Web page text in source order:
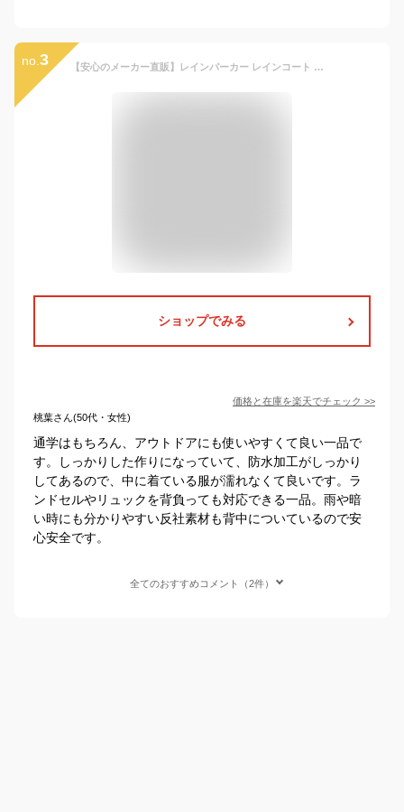
no. 3 【安心のメーカー直販】レインパーカー レインコート 子供 アウトドア プロダクツ キッズ ランドセル対応 リュック対応 130cm 140cm 150cm 男の子 女の子 かわいい おしゃれ OUTDOOR PRODUCTS 入園 入学 通学 カッパ 雨具 自転車 サイクル 反射テープ ブランド 05002312
ショップでみる
価格と在庫を楽天でチェック >>
桃葉さん(50代・女性)
通学はもちろん、アウトドアにも使いやすくて良い一品で
す。しっかりした作りになっていて、防水加工がしっかり
してあるので、中に着ている服が濡れなくて良いです。ラ
ンドセルやリュックを背負っても対応できる一品。雨や暗
い時にも分かりやすい反社素材も背中についているので安
心安全です。
全てのおすすめコメント（2件）